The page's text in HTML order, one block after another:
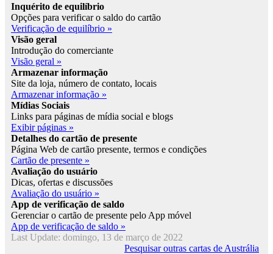
Inquérito de equilíbrio
Opções para verificar o saldo do cartão
Verificação de equilíbrio »
Visão geral
Introdução do comerciante
Visão geral »
Armazenar informação
Site da loja, número de contato, locais
Armazenar informação »
Mídias Sociais
Links para páginas de mídia social e blogs
Exibir páginas »
Detalhes do cartão de presente
Página Web de cartão presente, termos e condições
Cartão de presente »
Avaliação do usuário
Dicas, ofertas e discussões
Avaliação do usuário »
App de verificação de saldo
Gerenciar o cartão de presente pelo App móvel
App de verificação de saldo »
Last Update: domingo, 13 de março de 2022
Pesquisar outras cartas de Austrália